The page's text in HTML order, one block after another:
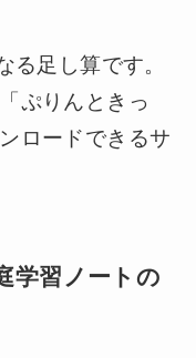
足し算です。
ぷりんときっ
ロードできるサ
学習ノートの